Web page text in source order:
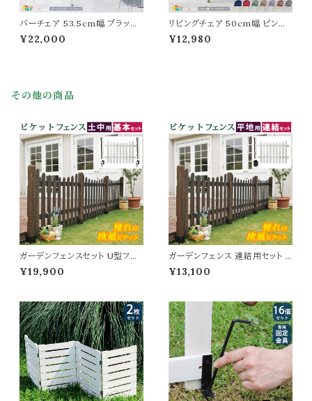
バーチェア 53.5cm幅 ブラック
ホワイト 黒 白 ワイヤーハイチェ
ア ハリーベルトイア リプロダクト
皮の椅子 背もたれ付き 春 夏 秋
¥22,000
リビングチェア 50cm幅 ピンク
グレー ネイビー ベージュ ワイン
レッド ラベンダー ミントグリーン
¥12,980
その他の商品
ガーデンフェンスセット U型フェ
ンス1枚 土中用金具2個 フェンス
セット 120cm幅 ホワイト ダーク
形フェンス おすすめ おしゃれ 北
欧 庭のフェンス 土中用金具セッ
ト 庭 ガーデニング 花壇 境界線
目隠し
¥19,900
ガーデンフェンス 連結用セット U
型フェンス1枚 平地用金具1個 連
結用 120cm幅 ダークブラウン
ガーデニング 花壇 境界線 目隠
し 春 夏 秋 冬 U形フェンス ピケ
ットフェンス 春 夏 秋 冬 連結セ
ット
¥13,100